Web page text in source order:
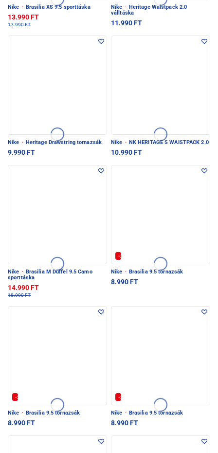
Nike · Brasilia XS 9.5 sporttáska
13.990 FT
17.990 FT
Nike · Heritage Waistpack 2.0
válltáska
11.990 FT
Nike · Heritage Drawstring tornazsák
9.990 FT
Nike · NK HERITAGE S WAISTPACK 2.0
10.990 FT
Nike · Brasilia M Duffel 9.5 Camo
sporttáska
14.990 FT
18.990 FT
-20% | Kuponkód: SULI-20
Nike · Brasilia 9.5 tornazsák
8.990 FT
-20% | Kuponkód: SULI-20
Nike · Brasilia 9.5 tornazsák
8.990 FT
-20% | Kuponkód: SULI-20
Nike · Brasilia 9.5 tornazsák
8.990 FT